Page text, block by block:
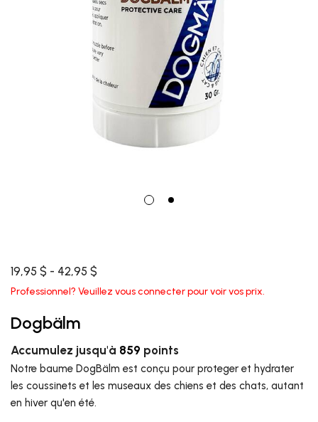
19,95 $ - 42,95 $
Professionnel? Veuillez vous connecter pour voir vos prix.
Dogbälm
Accumulez jusqu'à 859 points
Notre baume DogBälm est conçu pour proteger et hydrater
les coussinets et les museaux des chiens et des chats, autant
en hiver qu'en été.